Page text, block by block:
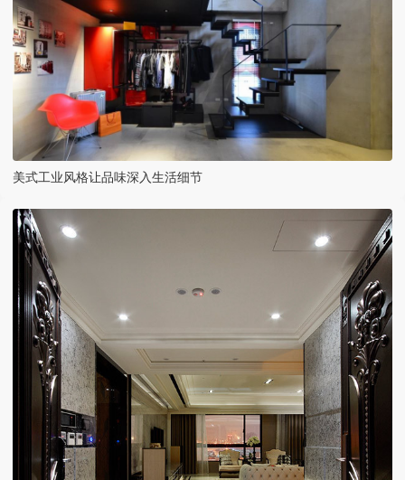
美式工业风格让品味深入生活细节